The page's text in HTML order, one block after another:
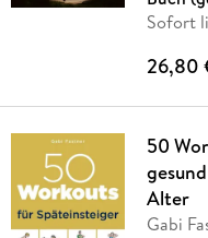
Sofort
26,80
50
Alter
Gabi